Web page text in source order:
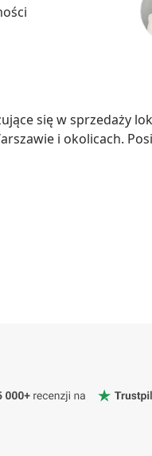
się w sprzedaży
i okolicach.